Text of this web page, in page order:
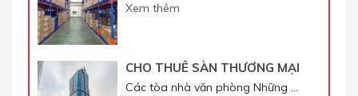
Xem thêm
CHO THUÊ SÀN THƯƠNG MẠI
Các tòa nhà văn phòng Những …